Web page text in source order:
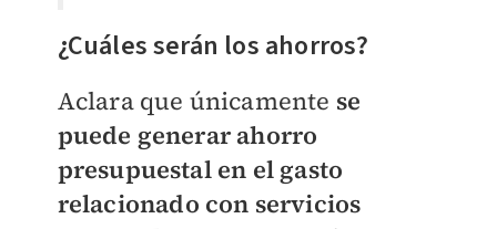
¿Cuáles serán los ahorros?
Aclara que únicamente se
puede generar ahorro
presupuestal en el gasto
relacionado con servicios